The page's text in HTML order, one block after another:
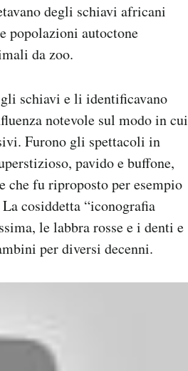
degli schiavi africani
popolazioni autoctone
da zoo.
schiavi e li identificavano
notevole sul modo in cui
Furono gli spettacoli in
pavido e buffone,
che fu riproposto per esempio
cosiddetta “iconografia
le labbra rosse e i denti e
per diversi decenni.